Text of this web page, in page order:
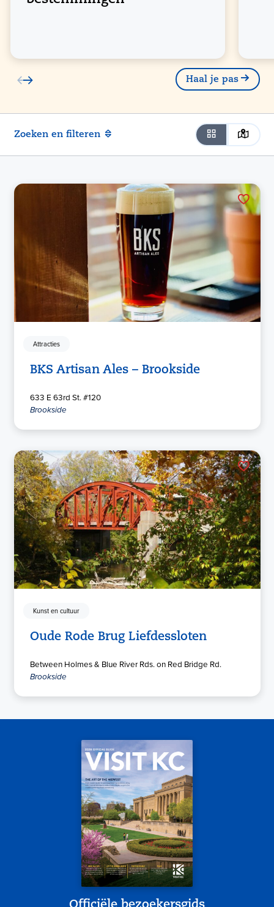
Haal je pas
Zoeken en filteren
Attracties
BKS Artisan Ales – Brookside
633 E 63rd St. #120
Brookside
Kunst en cultuur
Oude Rode Brug Liefdessloten
Between Holmes & Blue River Rds. on Red Bridge Rd.
Brookside